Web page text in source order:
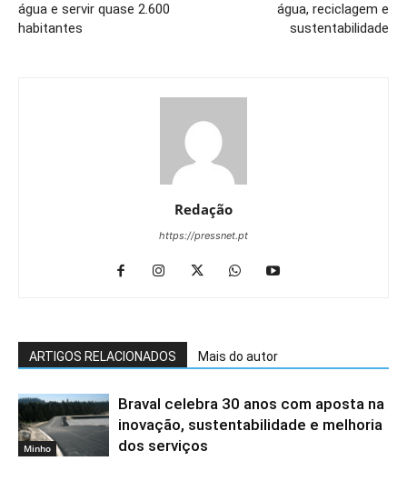
água e servir quase 2.600
habitantes
água, reciclagem e
sustentabilidade
Redação
https://pressnet.pt
ARTIGOS RELACIONADOS Mais do autor
Minho
Braval celebra 30 anos com aposta na
inovação, sustentabilidade e melhoria
dos serviços